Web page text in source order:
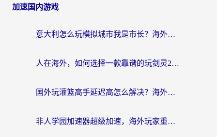
加速国内游戏
意大利怎么玩模拟城市我是市长？海外党国服游戏加速终极攻略（附三国3量子特攻解决办法）
人在海外，如何选择一款靠谱的玩剑灵2加速器？
国外玩灌篮高手延迟高怎么解决？海外玩家国服游戏加速终极指南
非人学园加速器超级加速，海外玩家重返国服的通行证